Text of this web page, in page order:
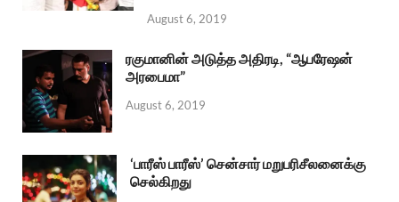
August 6, 2019
ரகுமானின் அடுத்த அதிரடி, “ஆபரேஷன்
அரபைமா”
August 6, 2019
‘பாரீஸ் பாரீஸ்’ சென்சார் மறுபரிசீலனைக்கு
செல்கிறது